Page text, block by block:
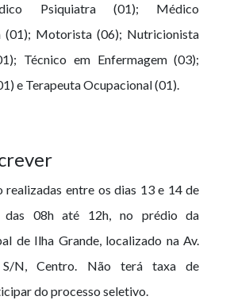
Psiquiatra (01); Médico
(01); Motorista (06); Nutricionista
Técnico em Enfermagem (03);
e Terapeuta Ocupacional (01).
realizadas entre os dias 13 e 14 de
das 08h até 12h, no prédio da
de Ilha Grande, localizado na Av.
S/N, Centro. Não terá taxa de
do processo seletivo.